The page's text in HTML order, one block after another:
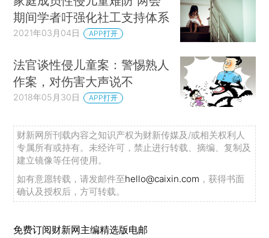
期间学者吁强化社工支持体系
2021年03月04日 APP打开
法官谈性侵儿童案：警惕熟人
作案，对伤害大声说不
2018年05月30日 APP打开
财新网所刊载内容之知识产权为财新传媒及/或相关权利人
专属所有或持有。未经许可，禁止进行转载、摘编、复制及
建立镜像等任何使用。
如有意愿转载，请发邮件至hello@caixin.com ，获得书面
确认及授权后，方可转载。
免费订阅财新网主编精选版电邮